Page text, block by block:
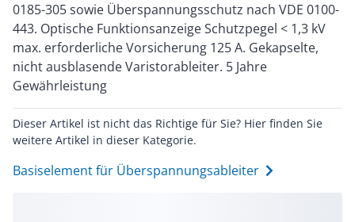
0185-305 sowie Überspannungsschutz nach VDE 0100-
443. Optische Funktionsanzeige Schutzpegel < 1,3 kV
max. erforderliche Vorsicherung 125 A. Gekapselte,
nicht ausblasende Varistorableiter. 5 Jahre
Gewährleistung
Dieser Artikel ist nicht das Richtige für Sie? Hier finden Sie
weitere Artikel in dieser Kategorie.
Basiselement für Überspannungsableiter